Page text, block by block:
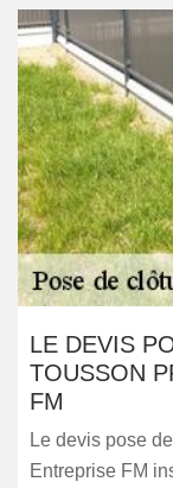
LE DEVIS
TOUSSON
FM
Le devis pose
Entreprise FM